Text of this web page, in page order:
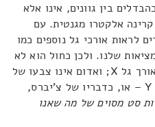
בין גוונים, אינו אלא
אלקטרו מגנטית. עם
לראות אורכי גל נוספים כמו
שלנו. ולכן כחול הוא לא
תכונה טבעית לים, אלא ביטוי לאורך גל X; ואדום אינו צבעו של
סט מסוים של מה שאנו